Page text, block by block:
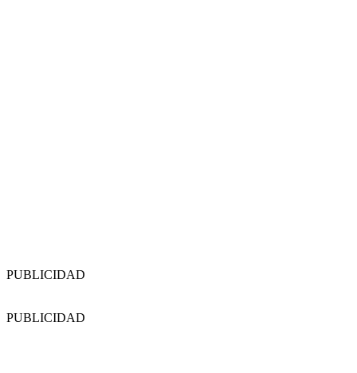
PUBLICIDAD
PUBLICIDAD